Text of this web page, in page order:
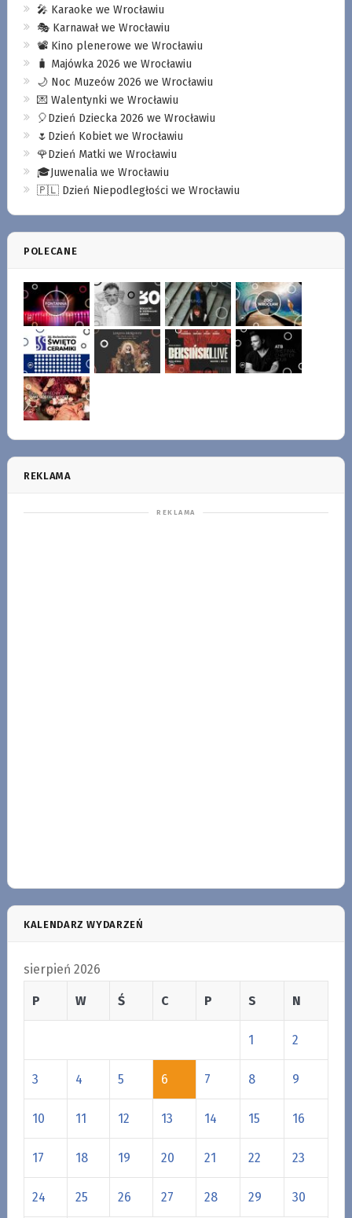
🎤 Karaoke we Wrocławiu
🎭 Karnawał we Wrocławiu
📽️ Kino plenerowe we Wrocławiu
🧳 Majówka 2026 we Wrocławiu
🌙 Noc Muzeów 2026 we Wrocławiu
💌 Walentynki we Wrocławiu
🎈Dzień Dziecka 2026 we Wrocławiu
🌷Dzień Kobiet we Wrocławiu
🌹Dzień Matki we Wrocławiu
🎓Juwenalia we Wrocławiu
🇵🇱 Dzień Niepodległości we Wrocławiu
POLECANE
REKLAMA
KALENDARZ WYDARZEŃ
sierpień 2026
P W Ś C P S N
1 2
3 4 5 6 7 8 9
10 11 12 13 14 15 16
17 18 19 20 21 22 23
24 25 26 27 28 29 30